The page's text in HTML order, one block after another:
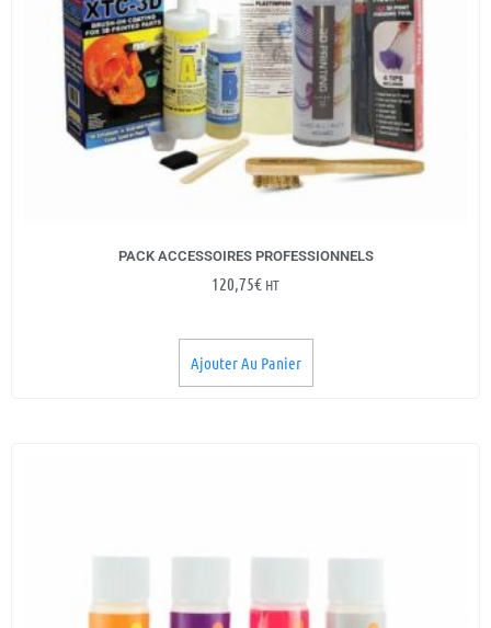
PACK ACCESSOIRES PROFESSIONNELS
120,75€ HT
Ajouter Au Panier